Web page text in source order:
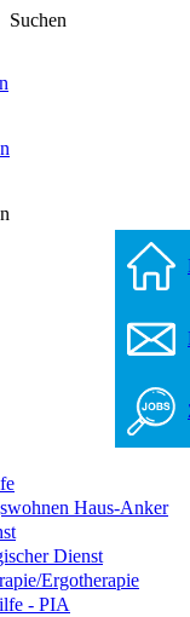
Suchen
Haus-Anker
Dienst
Ergotherapie
- PIA